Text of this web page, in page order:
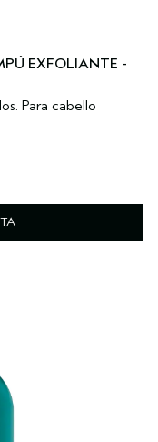
EXFOLIANTE -
Para cabello